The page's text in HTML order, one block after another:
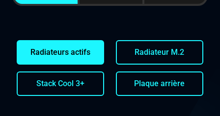
Radiateurs actifs Radiateur M.2
Stack Cool 3+ Plaque arrière